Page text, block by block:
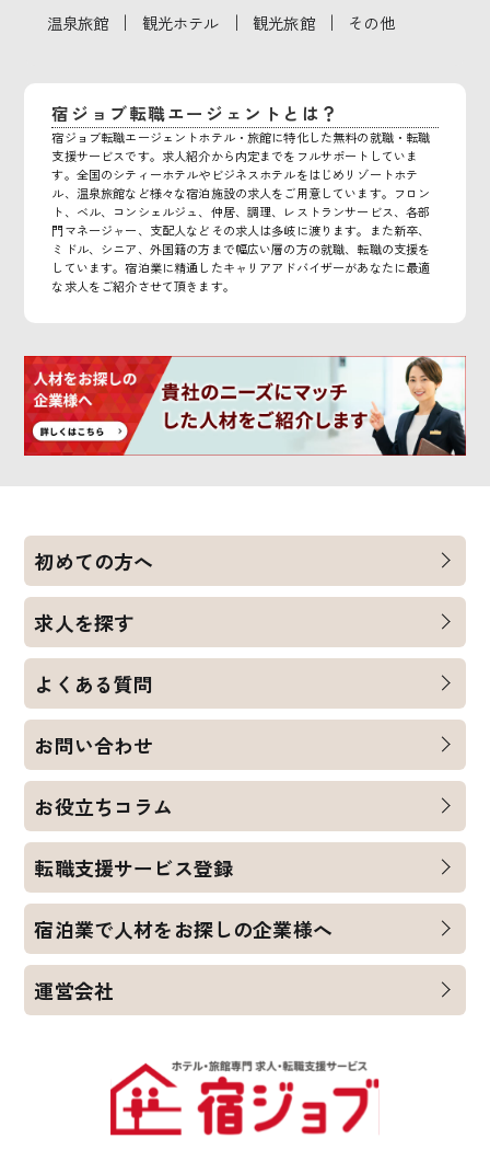
温泉旅館 ｜ 観光ホテル ｜ 観光旅館 ｜ その他
宿ジョブ転職エージェントとは？
宿ジョブ転職エージェントホテル・旅館に特化した無料の就職・転職
支援サービスです。求人紹介から内定までをフルサポートしていま
す。全国のシティーホテルやビジネスホテルをはじめリゾートホテ
ル、温泉旅館など様々な宿泊施設の求人をご用意しています。フロン
ト、ベル、コンシェルジュ、仲居、調理、レストランサービス、各部
門マネージャー、支配人などその求人は多岐に渡ります。また新卒、
ミドル、シニア、外国籍の方まで幅広い層の方の就職、転職の支援を
しています。宿泊業に精通したキャリアアドバイザーがあなたに最適
な求人をご紹介させて頂きます。
初めての方へ
求人を探す
よくある質問
お問い合わせ
お役立ちコラム
転職支援サービス登録
宿泊業で人材をお探しの企業様へ
運営会社